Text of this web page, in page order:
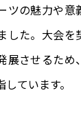
ツの魅力や
した。大会
展させるた
ています。